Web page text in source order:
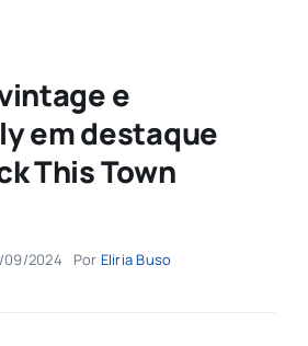
e
em destaque
This Town
09/2024 Por Eliria Buso